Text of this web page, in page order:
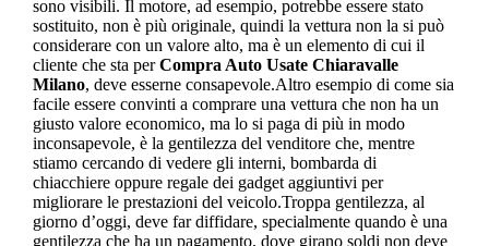
sono visibili. Il motore, ad esempio, potrebbe essere stato
sostituito, non è più originale, quindi la vettura non la si può
considerare con un valore alto, ma è un elemento di cui il
cliente che sta perCompra Auto Usate Chiaravalle
Milano, deve esserne consapevole.Altro esempio di come sia
facile essere convinti a comprare una vettura che non ha un
giusto valore economico, ma lo si paga di più in modo
inconsapevole, è la gentilezza del venditore che, mentre
stiamo cercando di vedere gli interni, bombarda di
chiacchiere oppure regale dei gadget aggiuntivi per
migliorare le prestazioni del veicolo.Troppa gentilezza, al
giorno d’oggi, deve far diffidare, specialmente quando è una
gentilezza che ha un pagamento, dove girano soldi non deve